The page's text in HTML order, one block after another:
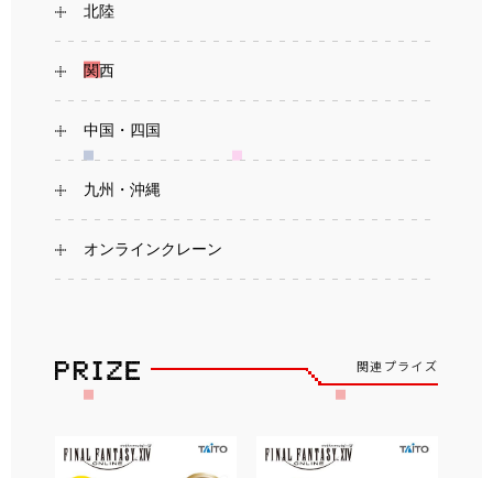
北陸
関西
中国・四国
九州・沖縄
オンラインクレーン
関連プライズ